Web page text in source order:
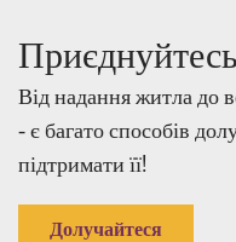
Від надання житла до
- є багато способів
підтримати її!
Долучайтеся